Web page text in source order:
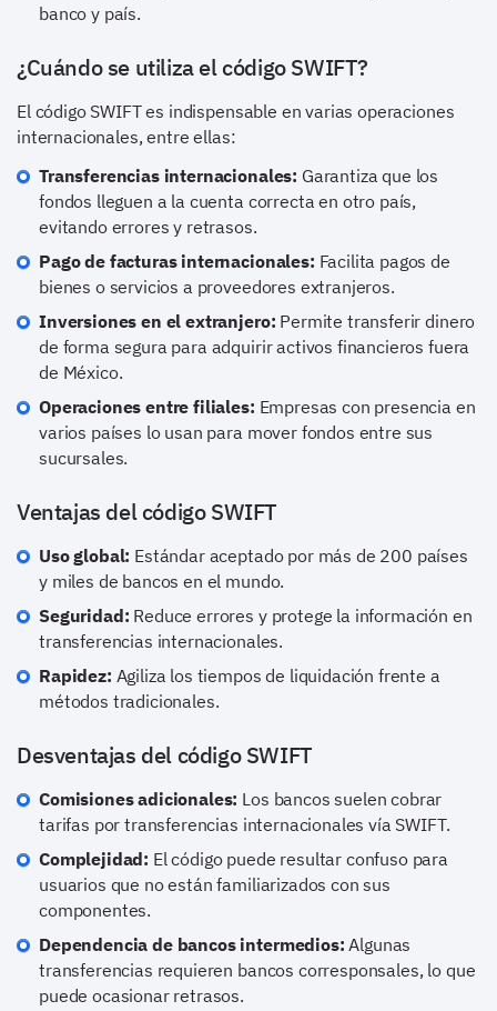
banco y país.
¿Cuándo se utiliza el código SWIFT?
El código SWIFT es indispensable en varias operaciones
internacionales, entre ellas:
Transferencias internacionales: Garantiza que los
fondos lleguen a la cuenta correcta en otro país,
evitando errores y retrasos.
Pago de facturas internacionales: Facilita pagos de
bienes o servicios a proveedores extranjeros.
Inversiones en el extranjero: Permite transferir dinero
de forma segura para adquirir activos financieros fuera
de México.
Operaciones entre filiales: Empresas con presencia en
varios países lo usan para mover fondos entre sus
sucursales.
Ventajas del código SWIFT
Uso global: Estándar aceptado por más de 200 países
y miles de bancos en el mundo.
Seguridad: Reduce errores y protege la información en
transferencias internacionales.
Rapidez: Agiliza los tiempos de liquidación frente a
métodos tradicionales.
Desventajas del código SWIFT
Comisiones adicionales: Los bancos suelen cobrar
tarifas por transferencias internacionales vía SWIFT.
Complejidad: El código puede resultar confuso para
usuarios que no están familiarizados con sus
componentes.
Dependencia de bancos intermedios: Algunas
transferencias requieren bancos corresponsales, lo que
puede ocasionar retrasos.